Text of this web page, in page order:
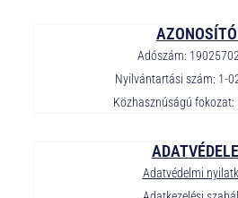
Adatvédelmi
Adószám:
Nyilvántartási szám: 1-
Közhasznúságú fokozat: